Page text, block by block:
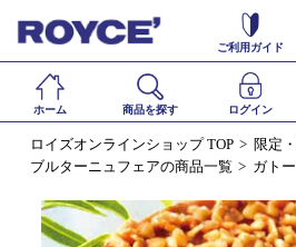
ご利用ガイド
ホーム 商品を探す ログイン
ロイズオンラインショップ TOP
限定
ブルターニュフェアの商品一覧
ガト